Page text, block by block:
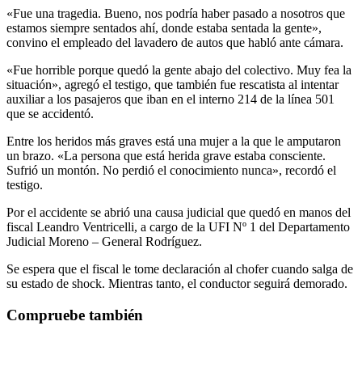
«Fue una tragedia. Bueno, nos podría haber pasado a nosotros que
estamos siempre sentados ahí, donde estaba sentada la gente»,
convino el empleado del lavadero de autos que habló ante cámara.
«Fue horrible porque quedó la gente abajo del colectivo. Muy fea la
situación», agregó el testigo, que también fue rescatista al intentar
auxiliar a los pasajeros que iban en el interno 214 de la línea 501
que se accidentó.
Entre los heridos más graves está una mujer a la que le amputaron
un brazo. «La persona que está herida grave estaba consciente.
Sufrió un montón. No perdió el conocimiento nunca», recordó el
testigo.
Por el accidente se abrió una causa judicial que quedó en manos del
fiscal Leandro Ventricelli, a cargo de la UFI Nº 1 del Departamento
Judicial Moreno – General Rodríguez.
Se espera que el fiscal le tome declaración al chofer cuando salga de
su estado de shock. Mientras tanto, el conductor seguirá demorado.
Compruebe también